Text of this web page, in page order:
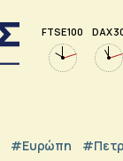
FTSE 100 DAX
#Ευρώπη